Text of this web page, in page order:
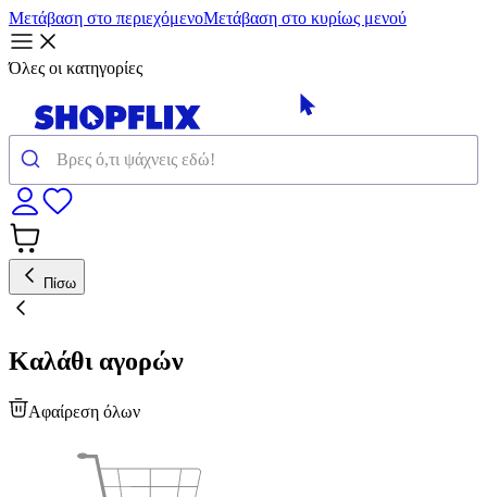
Μετάβαση στο περιεχόμενοΜετάβαση στο κυρίως μενού
Όλες οι κατηγορίες
Πίσω
Καλάθι αγορών
Αφαίρεση όλων